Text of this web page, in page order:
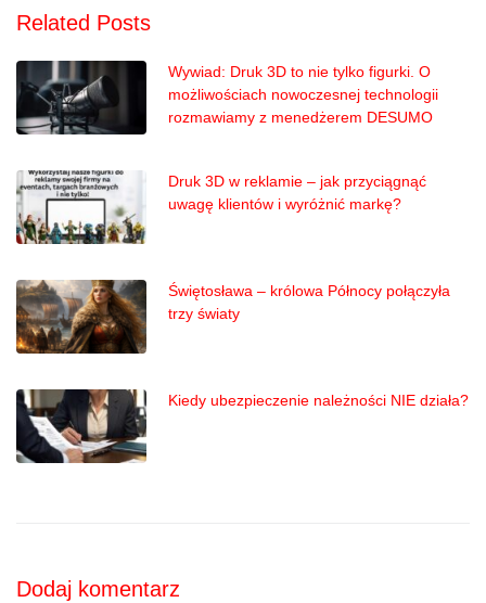
Related Posts
Wywiad: Druk 3D to nie tylko figurki. O
możliwościach nowoczesnej technologii
rozmawiamy z menedżerem DESUMO
Druk 3D w reklamie – jak przyciągnąć
uwagę klientów i wyróżnić markę?
Świętosława – królowa Północy połączyła
trzy światy
Kiedy ubezpieczenie należności NIE działa?
Dodaj komentarz